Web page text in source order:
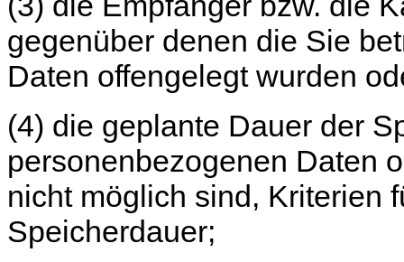
gegenüber denen die Sie
Daten offengelegt wurden
(4) die geplante Dauer der
personenbezogenen Daten
nicht möglich sind, Kriterien
Speicherdauer;